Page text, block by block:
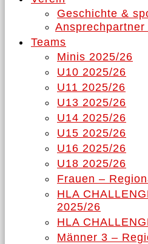
Geschichte &
Teams
Minis 2025/26
U10 2025/26
U11 2025/26
U13 2025/26
U14 2025/26
U15 2025/26
U16 2025/26
U18 2025/26
Frauen –
HLA
2025/26
HLA
Männer 3 –